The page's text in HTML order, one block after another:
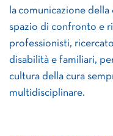
la comunicazione
spazio di confronto e
professionisti,
disabilità e familiari,
cultura della cura
multidisciplinare.